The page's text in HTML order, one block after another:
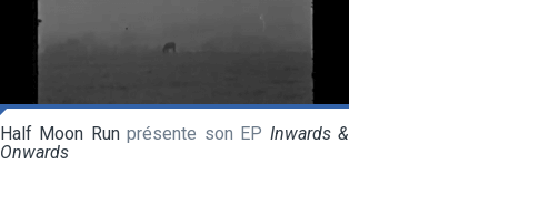
Half Moon Runprésente son EP Inwards &
Onwards